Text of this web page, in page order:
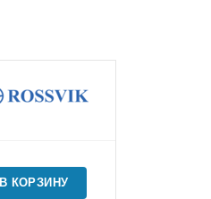
В КОРЗИНУ